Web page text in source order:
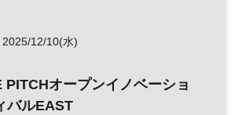
12/10(水)
PITCHオープンイノベーショ
バルEAST